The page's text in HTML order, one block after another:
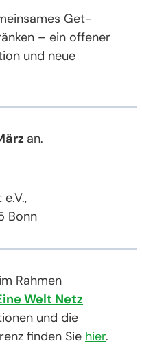
Get-
– ein offener
und neue
an.
Bonn
Rahmen
Welt Netz
und die
finden Sie hier.